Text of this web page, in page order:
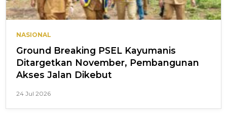
NASIONAL
Ground Breaking PSEL Kayumanis
Ditargetkan November, Pembangunan
Akses Jalan Dikebut
24 Jul 2026